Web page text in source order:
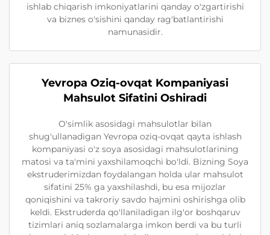
ishlab chiqarish imkoniyatlarini qanday o'zgartirishi
va biznes o'sishini qanday rag'batlantirishi
namunasidir.
Yevropa Oziq-ovqat Kompaniyasi
Mahsulot Sifatini Oshiradi
O'simlik asosidagi mahsulotlar bilan
shug'ullanadigan Yevropa oziq-ovqat qayta ishlash
kompaniyasi o'z soya asosidagi mahsulotlarining
matosi va ta'mini yaxshilamoqchi bo'ldi. Bizning Soya
ekstruderimizdan foydalangan holda ular mahsulot
sifatini 25% ga yaxshilashdi, bu esa mijozlar
qoniqishini va takroriy savdo hajmini oshirishga olib
keldi. Ekstruderda qo'llaniladigan ilg'or boshqaruv
tizimlari aniq sozlamalarga imkon berdi va bu turli